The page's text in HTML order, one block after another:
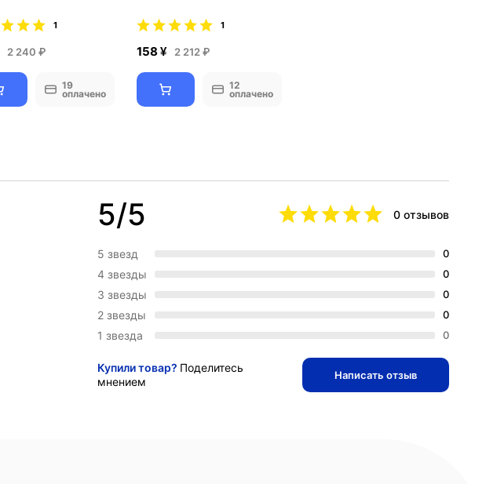
1
2 240 ₽
19
оплачено
1
158 ¥ 2 212 ₽
12
оплачено
5/5 0 отзывов
5 звезд 0
4 звезды 0
3 звезды 0
2 звезды 0
1 звезда 0
Купили товар? Поделитесь
мнением
Написать отзыв